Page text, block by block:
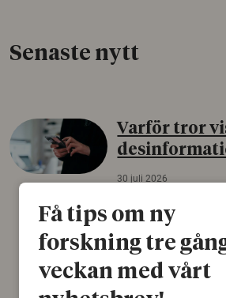
Senaste nytt
Varför tror
30 juli 2026
Personer som är mer
konspirationsteorier
för rysk
från
europeiska länder.
Få tips om ny
forskning tre
veckan med vårt